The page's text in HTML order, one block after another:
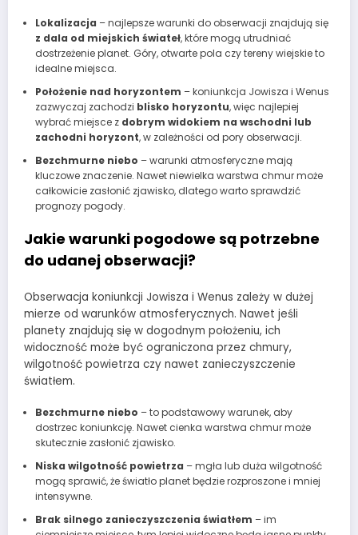
Lokalizacja – najlepsze warunki do obserwacji znajdują się
z dala od miejskich świateł, które mogą utrudniać
dostrzeżenie planet. Góry, otwarte pola czy tereny wiejskie to
idealne miejsca.
Położenie nad horyzontem – koniunkcja Jowisza i Wenus
zazwyczaj zachodzi blisko horyzontu, więc najlepiej
wybrać miejsce z dobrym widokiem na wschodni lub
zachodni horyzont, w zależności od pory obserwacji.
Bezchmurne niebo – warunki atmosferyczne mają
kluczowe znaczenie. Nawet niewielka warstwa chmur może
całkowicie zasłonić zjawisko, dlatego warto sprawdzić
prognozy pogody.
Jakie warunki pogodowe są potrzebne
do udanej obserwacji?
Obserwacja koniunkcji Jowisza i Wenus zależy w dużej
mierze od warunków atmosferycznych. Nawet jeśli
planety znajdują się w dogodnym położeniu, ich
widoczność może być ograniczona przez chmury,
wilgotność powietrza czy nawet zanieczyszczenie
światłem.
Bezchmurne niebo – to podstawowy warunek, aby
dostrzec koniunkcję. Nawet cienka warstwa chmur może
skutecznie zasłonić zjawisko.
Niska wilgotność powietrza – mgła lub duża wilgotność
mogą sprawić, że światło planet będzie rozproszone i mniej
intensywne.
Brak silnego zanieczyszczenia światłem – im